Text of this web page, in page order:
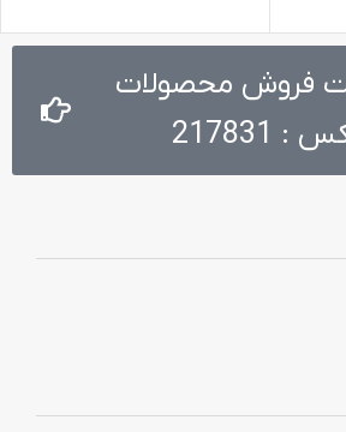
در بتن : 16 میلی‌متر . سرعت در حالت
ولت . وزن : 3.5 کیلوگرم . نوع بسته
فروش محصولات
217831